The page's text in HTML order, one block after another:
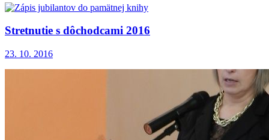
Stretnutie s dôchodcami 2016
23. 10. 2016